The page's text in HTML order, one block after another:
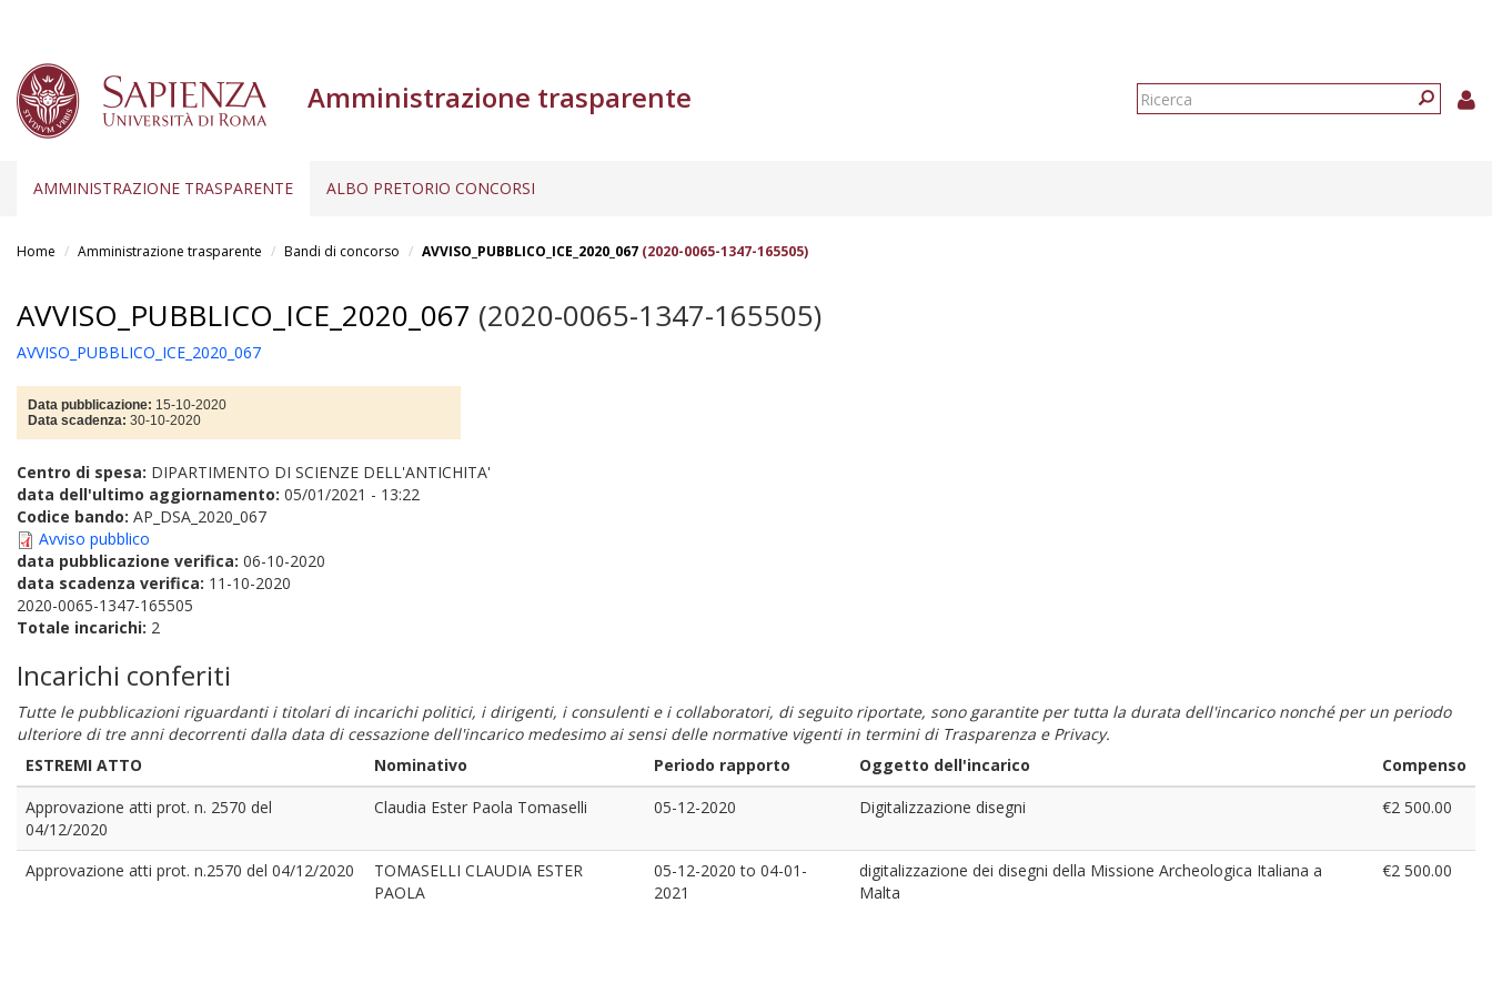
Amministrazione trasparente
Form
AMMINISTRAZIONE TRASPARENTE ALBO PRETORIO CONCORSI
Home Amministrazione trasparente Bandi di concorso AVVISO_PUBBLICO_ICE_2020_067 (2020-0065-1347-165505)
AVVISO_PUBBLICO_ICE_2020_067 (2020-0065-1347-165505)
AVVISO_PUBBLICO_ICE_2020_067
Data pubblicazione: 15-10-2020
Data scadenza: 30-10-2020
Centro di spesa: DIPARTIMENTO DI SCIENZE DELL'ANTICHITA'
data dell'ultimo aggiornamento: 05/01/2021 - 13:22
Codice bando: AP_DSA_2020_067
Avviso pubblico
data pubblicazione verifica: 06-10-2020
data scadenza verifica: 11-10-2020
2020-0065-1347-165505
Totale incarichi: 2
Incarichi conferiti
Tutte le pubblicazioni riguardanti i titolari di incarichi politici, i dirigenti, i consulenti e i collaboratori, di seguito riportate, sono garantite per tutta la durata dell'incarico nonché per un periodo
ulteriore di tre anni decorrenti dalla data di cessazione dell'incarico medesimo ai sensi delle normative vigenti in termini di Trasparenza e Privacy.
ESTREMI ATTO
Nominativo Periodo rapporto Oggetto dell'incarico
Compenso
Approvazione atti prot. n. 2570 del
04/12/2020
Claudia Ester Paola Tomaselli 05-12-2020 Digitalizzazione disegni €2 500.00
Approvazione atti prot. n.2570 del 04/12/2020
TOMASELLI CLAUDIA ESTER
PAOLA
05-12-2020 to 04-01-
2021
digitalizzazione dei disegni della Missione Archeologica Italiana a
Malta
€2 500.00